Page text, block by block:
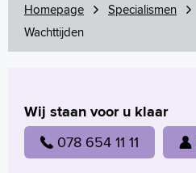
Homepage Specialismen
Wachttijden
Wij staan voor u klaar
078 654 11 11